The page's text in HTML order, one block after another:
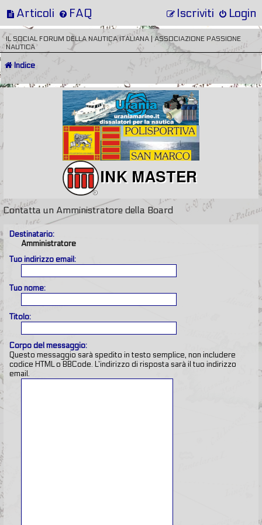
Articoli FAQ Login
Iscriviti
IL SOCIAL FORUM DELLA NAUTICA ITALIANA | ASSOCIAZIONE PASSIONE
NAUTICA
Indice
Contatta un Amministratore della Board
Destinatario:
Amministratore
Tuo indirizzo email:
Tuo nome:
Titolo:
Corpo del messaggio:
Questo messaggio sarà spedito in testo semplice, non includere
codice HTML o BBCode. L’indirizzo di risposta sarà il tuo indirizzo
email.